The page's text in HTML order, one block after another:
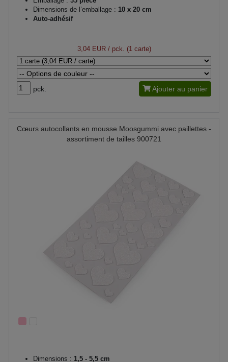
Dimensions de l’emballage : 10 x 20 cm
Auto-adhésif
3,04 EUR/ pck. (1 carte)
pck. Ajouter au panier
Cœurs autocollants en mousse Moosgummi avec paillettes -
assortiment de tailles 900721
Dimensions : 1,5 - 5,5 cm